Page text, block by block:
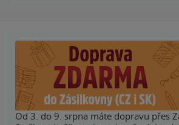
Od 3. do 9. srpna máte dopravu přes